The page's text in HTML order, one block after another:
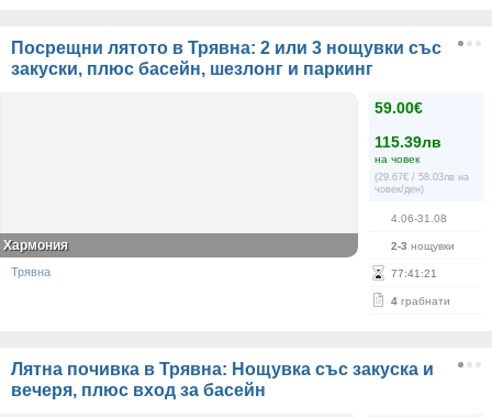
Посрещни лятото в Трявна: 2 или 3 нощувки със
закуски, плюс басейн, шезлонг и паркинг
59.00€
115.39лв
на човек
(29.67€ / 58.03лв на
човек/ден)
4.06-31.08
2-3 нощувки
77:41 :21
4 грабнати
Хармония
Трявна
Лятна почивка в Трявна: Нощувка със закуска и
вечеря, плюс вход за басейн